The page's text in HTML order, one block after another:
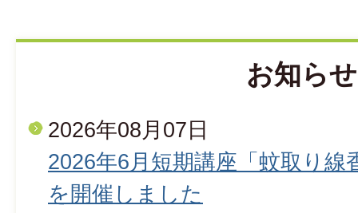
お知らせ
2026年08月07日
2026年6月短期講座「蚊取り
を開催しました